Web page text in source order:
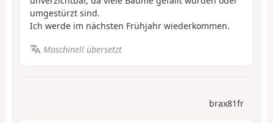
umgestürzt sind.
Ich werde im nächsten Frühjahr wiederkommen.
Maschinell übersetzt
brax81fr